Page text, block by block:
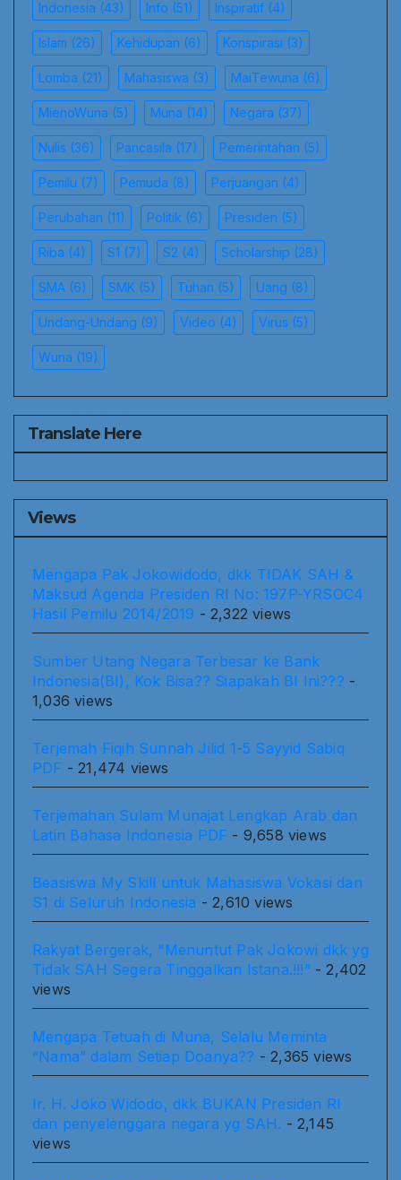
Indonesia (43) Info (51) Inspiratif (4)
Islam (26) Kehidupan (6) Konspirasi (3)
Lomba (21) Mahasiswa (3) MaiTewuna (6)
MienoWuna (5) Muna (14) Negara (37)
Nulis (36) Pancasila (17) Pemerintahan (5)
Pemilu (7) Pemuda (8) Perjuangan (4)
Perubahan (11) Politik (6) Presiden (5)
Riba (4) S1 (7) S2 (4) Scholarship (28)
SMA (6) SMK (5) Tuhan (5) Uang (8)
Undang-Undang (9) Video (4) Virus (5)
Wuna (19)
Translate Here
Views
Mengapa Pak Jokowidodo, dkk TIDAK SAH &
Maksud Agenda Presiden RI No: 197P-YRSOC4
Hasil Pemilu 2014/2019 - 2,322 views
Sumber Utang Negara Terbesar ke Bank
Indonesia(BI), Kok Bisa?? Siapakah BI Ini??? -
1,036 views
Terjemah Fiqih Sunnah Jilid 1-5 Sayyid Sabiq
PDF - 21,474 views
Terjemahan Sulam Munajat Lengkap Arab dan
Latin Bahasa Indonesia PDF - 9,658 views
Beasiswa My Skill untuk Mahasiswa Vokasi dan
S1 di Seluruh Indonesia - 2,610 views
Rakyat Bergerak, “Menuntut Pak Jokowi dkk yg
Tidak SAH Segera Tinggalkan Istana.!!!” - 2,402
views
Mengapa Tetuah di Muna, Selalu Meminta
“Nama” dalam Setiap Doanya?? - 2,365 views
Ir. H. Joko Widodo, dkk BUKAN Presiden RI
dan penyelenggara negara yg SAH. - 2,145
views